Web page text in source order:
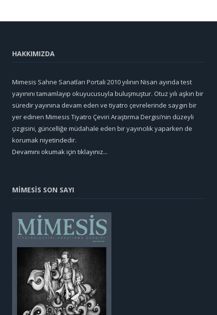
HAKKIMIZDA
Mimesis Sahne Sanatları Portali 2010 yılının Nisan ayında test
yayınını tamamlayıp okuyucusuyla buluşmuştur. Otuz yılı aşkın bir
süredir yayınına devam eden ve tiyatro çevrelerinde saygın bir
yer edinen Mimesis Tiyatro Çeviri Araştırma Dergisi’nin düzeyli
çizgisini, güncelliğe müdahale eden bir yayıncılık yaparken de
korumak niyetindedir.
Devamını okumak için tıklayınız...
MİMESİS SON SAYI